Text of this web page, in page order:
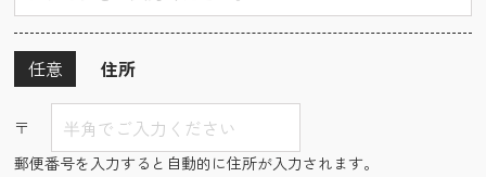
住所
任意
〒
郵便番号を入力すると自動的に住所が入力されます。